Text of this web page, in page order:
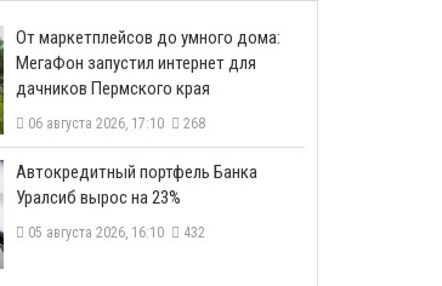
От маркетплейсов до умного дома:
МегаФон запустил интернет для
дачников Пермского края
06 августа 2026, 17:10 268
​Автокредитный портфель Банка
Уралсиб вырос на 23%
05 августа 2026, 16:10 432